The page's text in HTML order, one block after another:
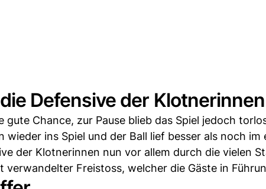
Defensive der
Chance, zur Pause blieb das Spiel jedoch
wieder ins Spiel und der Ball lief besser als noch im
der Klotnerinnen nun vor allem durch die vielen
verwandelter Freistoss, welcher die Gäste in